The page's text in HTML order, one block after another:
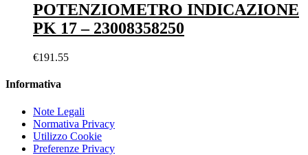
POTENZIOMETRO INDICAZIONE
PK 17 – 23008358250
€191.55
Informativa
Note Legali
Normativa Privacy
Utilizzo Cookie
Preferenze Privacy